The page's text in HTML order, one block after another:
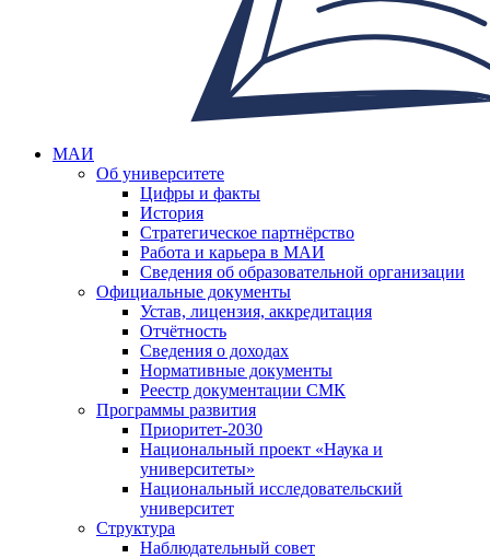
МАИ
Об университете
Цифры и факты
История
Стратегическое партнёрство
Работа и карьера в МАИ
Сведения об образовательной организации
Официальные документы
Устав, лицензия, аккредитация
Отчётность
Сведения о доходах
Нормативные документы
Реестр документации СМК
Программы развития
Приоритет-2030
Национальный проект «Наука и
университеты»
Национальный исследовательский
университет
Структура
Наблюдательный совет